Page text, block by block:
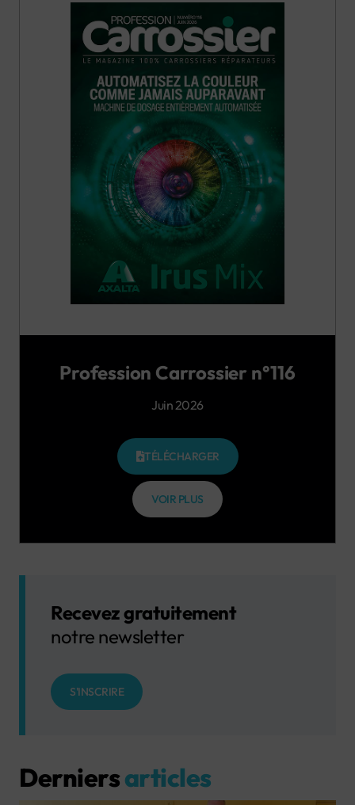
Profession Carrossier n°116
Juin 2026
TÉLÉCHARGER
VOIR PLUS
Recevez gratuitement
notre newsletter
S'INSCRIRE
Derniersarticles